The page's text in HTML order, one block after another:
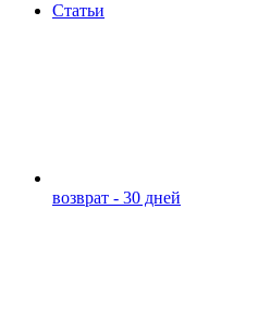
Статьи
возврат - 30 дней